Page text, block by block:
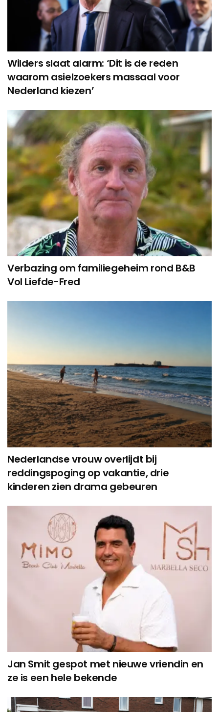
Wilders slaat alarm: ‘Dit is de reden
waarom asielzoekers massaal voor
Nederland kiezen’
Verbazing om familiegeheim rond B&B
Vol Liefde-Fred
Nederlandse vrouw overlijdt bij
reddingspoging op vakantie, drie
kinderen zien drama gebeuren
Jan Smit gespot met nieuwe vriendin en
ze is een hele bekende